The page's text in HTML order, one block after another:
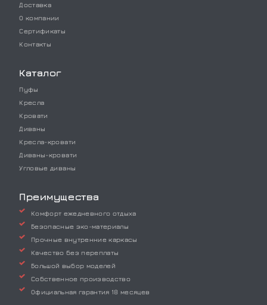
Доставка
О компании
Сертификаты
Контакты
Каталог
Пуфы
Кресла
Кровати
Диваны
Кресла-кровати
Диваны-кровати
Угловые диваны
Преимущества
Комфорт ежедневного отдыха
Безопасные эко-материалы
Прочные внутренние каркасы
Качество без переплаты
Большой выбор моделей
Собственное производство
Официальная гарантия 18 месяцев